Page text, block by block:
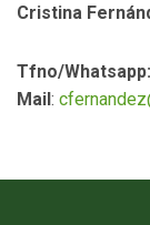
Cristina
Tfno/Whatsapp:
Mail: